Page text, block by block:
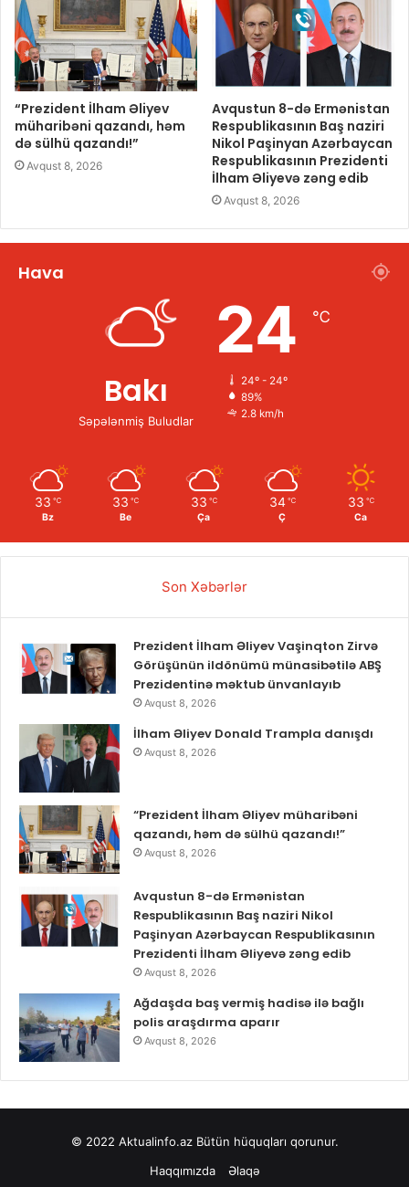
“Prezident İlham Əliyev
müharibəni qazandı, həm
də sülhü qazandı!”
Avqust 8, 2026
Avqustun 8-də Ermənistan
Respublikasının Baş naziri
Nikol Paşinyan Azərbaycan
Respublikasının Prezidenti
İlham Əliyevə zəng edib
Avqust 8, 2026
Hava
Bakı
Səpələnmiş Buludlar
24 ℃
24º - 24º
89%
2.8 km/h
33 ℃
Bz
33 ℃
Be
33 ℃
Ça
34 ℃
Ç
33 ℃
Ca
Son Xəbərlər
Prezident İlham Əliyev Vaşinqton Zirvə
Görüşünün ildönümü münasibətilə ABŞ
Prezidentinə məktub ünvanlayıb
Avqust 8, 2026
İlham Əliyev Donald Trampla danışdı
Avqust 8, 2026
“Prezident İlham Əliyev müharibəni
qazandı, həm də sülhü qazandı!”
Avqust 8, 2026
Avqustun 8-də Ermənistan
Respublikasının Baş naziri Nikol
Paşinyan Azərbaycan Respublikasının
Prezidenti İlham Əliyevə zəng edib
Avqust 8, 2026
Ağdaşda baş vermiş hadisə ilə bağlı
polis araşdırma aparır
Avqust 8, 2026
© 2022 Aktualinfo.azBütün hüquqları qorunur.
Haqqımızda
Əlaqə